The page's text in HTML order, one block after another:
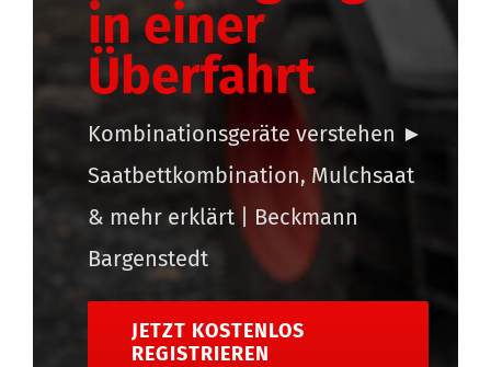
in einer
Überfahrt
Kombinationsgeräte verstehen ►
Saatbettkombination, Mulchsaat
& mehr erklärt | Beckmann
Bargenstedt
JETZT KOSTENLOS
REGISTRIEREN